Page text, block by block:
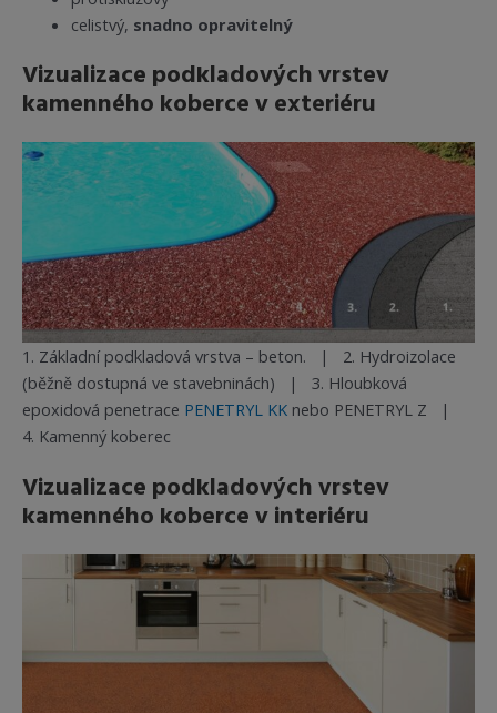
celistvý, snadno opravitelný
Vizualizace podkladových vrstev
kamenného koberce v exteriéru
1. Základní podkladová vrstva – beton. | 2. Hydroizolace
(běžně dostupná ve stavebninách) | 3. Hloubková
epoxidová penetrace PENETRYL KK nebo PENETRYL Z |
4. Kamenný koberec
Vizualizace podkladových vrstev
kamenného koberce v interiéru